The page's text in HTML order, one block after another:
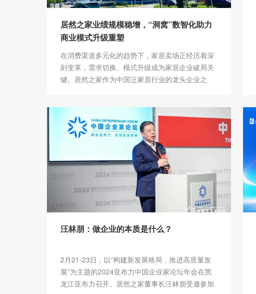
居然之家业绩规模稳增，“洞窝”数智化助力
商业模式升级重塑
在消费渠道多元化的趋势下，家居卖场正经历着深
刻变革，需求切换、模式升级成为家居企业破局关
键。居然之家作为中国泛家居行业的龙头企业之
汪林朋：做企业的本质是什么？
2月21-23日，以“构建新发展格局，推进高质量发
展”为主题的2024亚布力中国企业家论坛年会在黑
龙江亚布力召开。居然之家董事长汪林朋受邀参加